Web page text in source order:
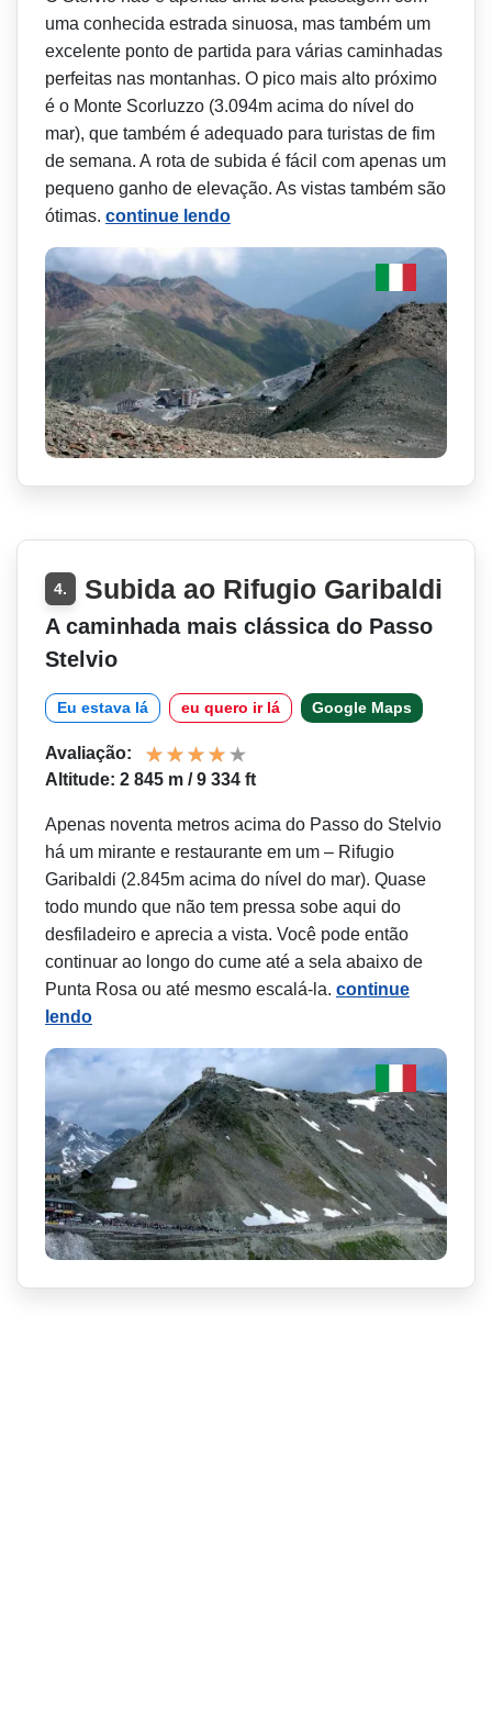
uma conhecida estrada sinuosa, mas também um
excelente ponto de partida para várias caminhadas
perfeitas nas montanhas. O pico mais alto próximo
é o Monte Scorluzzo (3.094m acima do nível do
mar), que também é adequado para turistas de fim
de semana. A rota de subida é fácil com apenas um
pequeno ganho de elevação. As vistas também são
ótimas. continue lendo
4. Subida ao Rifugio Garibaldi
A caminhada mais clássica do Passo
Stelvio
Eu estava lá eu quero ir lá Google Maps
Avaliação:
Altitude: 2 845 m / 9 334 ft
Apenas noventa metros acima do Passo do Stelvio
há um mirante e restaurante em um – Rifugio
Garibaldi (2.845m acima do nível do mar). Quase
todo mundo que não tem pressa sobe aqui do
desfiladeiro e aprecia a vista. Você pode então
continuar ao longo do cume até a sela abaixo de
Punta Rosa ou até mesmo escalá-la. continue
lendo